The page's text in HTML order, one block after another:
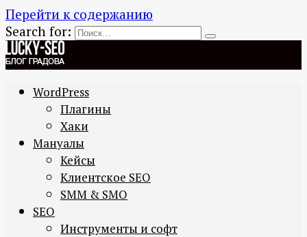
Перейти к содержанию
Search for:
WordPress
Плагины
Хаки
Мануалы
Кейсы
Клиентское SEO
SMM & SMO
SEO
Инструменты и софт